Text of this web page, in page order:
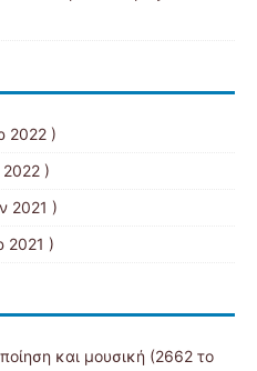
2022 )
)
2021 )
2021 )
και μουσική (2662 το